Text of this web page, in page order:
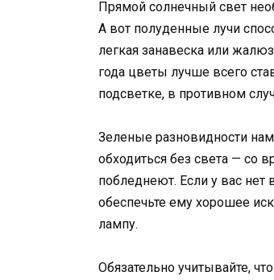
Прямой солнечный свет
А вот полуденные лучи
легкая занавеска или
года цветы лучше всего
подсветке, в противном
Зеленые разновидности
обходиться без света — со
побледнеют. Если у вас
обеспечьте ему хорошее
лампу.
Обязательно учитывайте,